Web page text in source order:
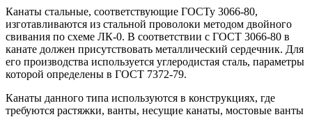
Канаты стальные, соответствующие ГОСТу 3066-80,
изготавливаются из стальной проволоки методом двойного
свивания по схеме ЛК-0. В соответствии с ГОСТ 3066-80 в
канате должен присутствовать металлический сердечник. Для
его производства используется углеродистая сталь, параметры
которой определены в ГОСТ 7372-79.
Канаты данного типа используются в конструкциях, где
требуются растяжки, ванты, несущие канаты, мостовые ванты